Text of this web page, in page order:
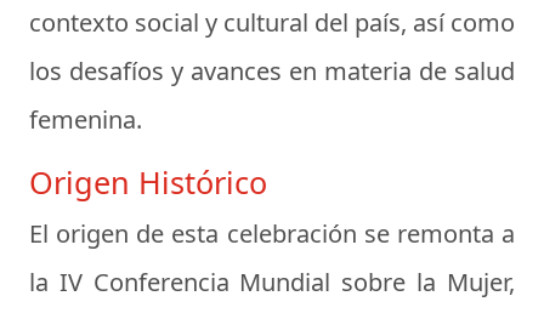
contexto social y cultural del país, así como
los desafíos y avances en materia de salud
femenina.
Origen Histórico
El origen de esta celebración se remonta a
la IV Conferencia Mundial sobre la Mujer,